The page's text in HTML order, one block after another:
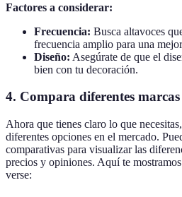
Factores a considerar:
Frecuencia: Busca altavoces
frecuencia amplio para una
Diseño: Asegúrate de que el
bien con tu decoración.
4. Compara diferentes
Ahora que tienes claro lo que
diferentes opciones en el mercado.
comparativas para visualizar las
precios y opiniones. Aquí te
verse: